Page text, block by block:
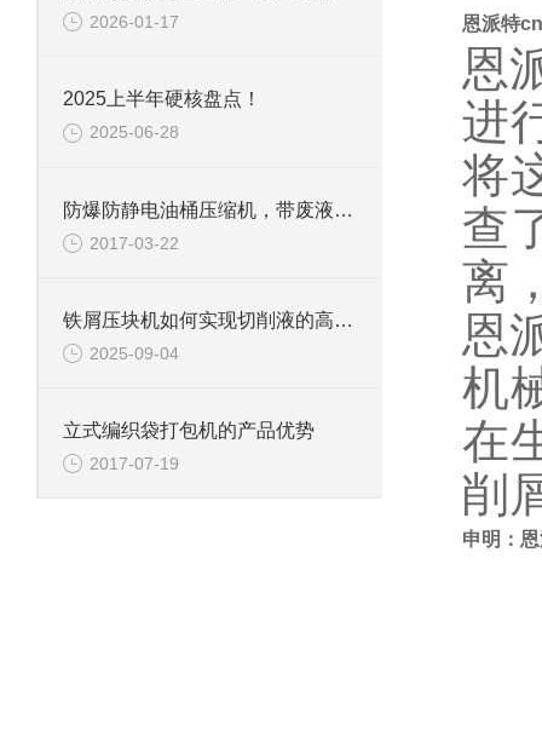
2026-01-17
2025上半年硬核盘点！
2025-06-28
防爆防静电油桶压缩机，带废液收集系统
2017-03-22
铁屑压块机如何实现切削液的高效回收？
2025-09-04
立式编织袋打包机的产品优势
2017-07-19
恩派特
恩
进
将
查
离
恩
机
在
削
申明：